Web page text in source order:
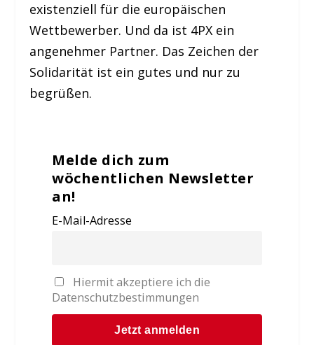
existenziell für die europäischen
Wettbewerber. Und da ist 4PX ein
angenehmer Partner. Das Zeichen der
Solidarität ist ein gutes und nur zu
begrüßen.
Melde dich zum
wöchentlichen Newsletter
an!
E-Mail-Adresse
Hiermit akzeptiere ich die
Datenschutzbestimmungen